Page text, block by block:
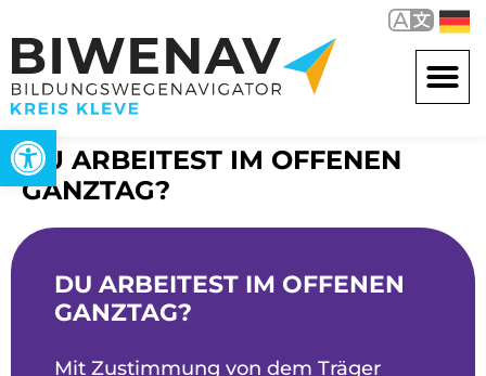
Werkzeugleiste öffnen
DU ARBEITEST IM OFFENEN
GANZTAG?
DU ARBEITEST IM OFFENEN
GANZTAG?
Mit Zustimmung von dem Träger